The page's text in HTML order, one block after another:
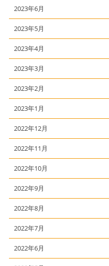
2023年6月
2023年5月
2023年4月
2023年3月
2023年2月
2023年1月
2022年12月
2022年11月
2022年10月
2022年9月
2022年8月
2022年7月
2022年6月